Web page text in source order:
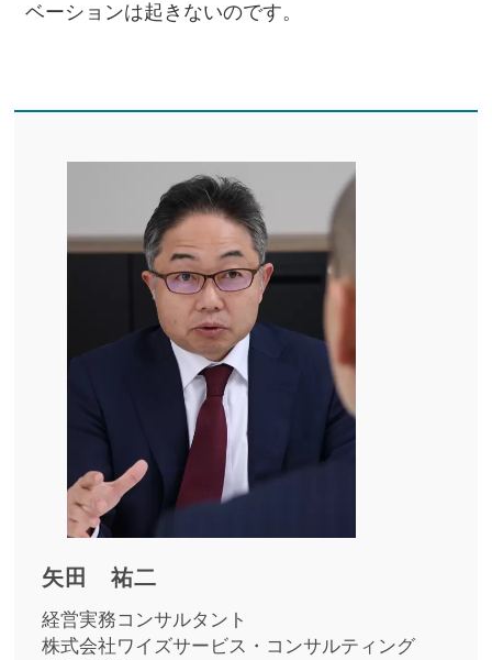
ベーションは起きないのです。
矢田 祐二
経営実務コンサルタント
株式会社ワイズサービス・コンサルティング